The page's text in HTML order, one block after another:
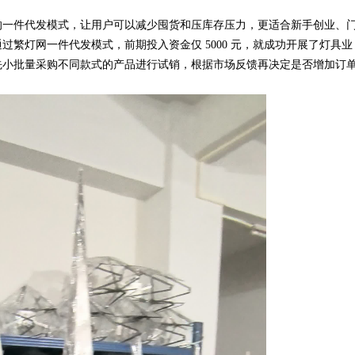
代发模式，让用户可以减少囤货和压库存压力，更适合新手创业、
繁灯网一件代发模式，前期投入资金仅 5000 元，就成功开展了灯具业
批量采购不同款式的产品进行试销，根据市场反馈再决定是否增加订